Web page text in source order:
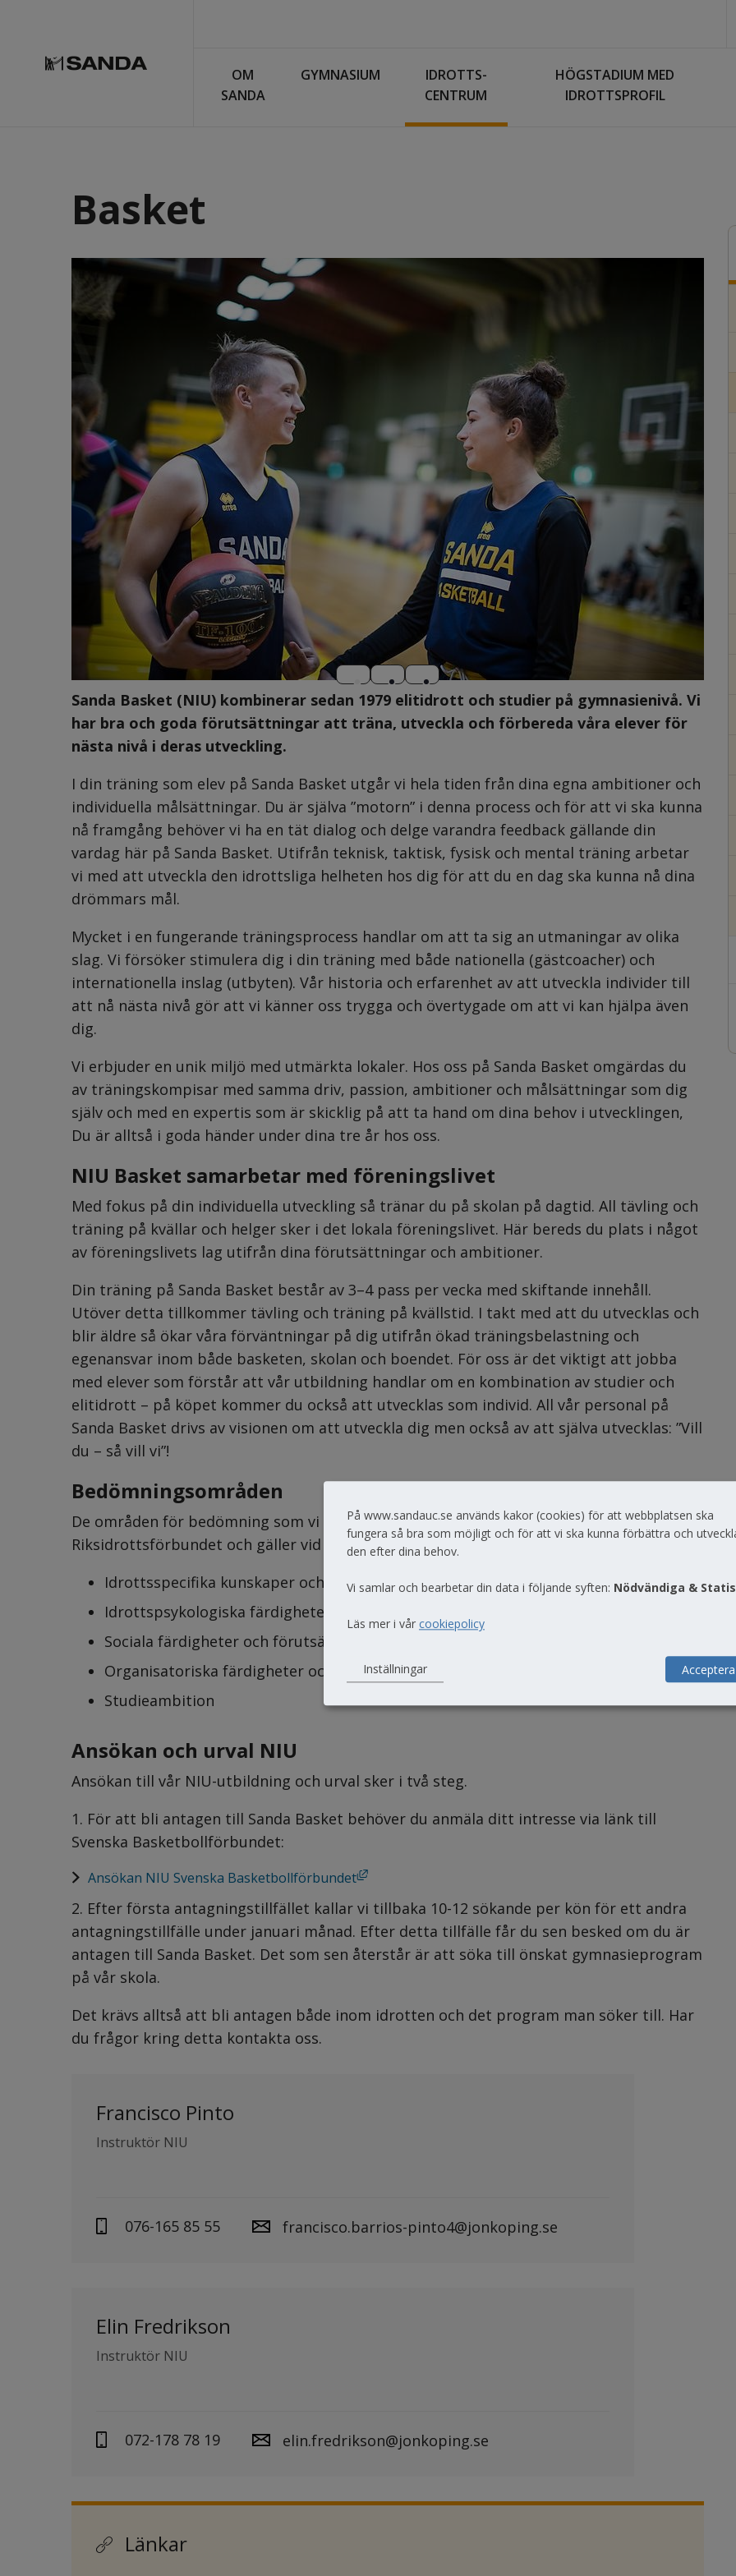
OM
SANDA
GYMNASIUM
IDROTTS­
CENTRUM
HÖGSTADIUM MED
IDROTTSPROFIL
Basket
Sanda Basket (NIU) kombinerar sedan 1979 elitidrott och studier på gymnasienivå. Vi
har bra och goda förutsättningar att träna, utveckla och förbereda våra elever för
nästa nivå i deras utveckling.
I din träning som elev på Sanda Basket utgår vi hela tiden från dina egna ambitioner och
individuella målsättningar. Du är själva ”motorn” i denna process och för att vi ska kunna
nå framgång behöver vi ha en tät dialog och delge varandra feedback gällande din
vardag här på Sanda Basket. Utifrån teknisk, taktisk, fysisk och mental träning arbetar
vi med att utveckla den idrottsliga helheten hos dig för att du en dag ska kunna nå dina
drömmars mål.
Mycket i en fungerande träningsprocess handlar om att ta sig an utmaningar av olika
slag. Vi försöker stimulera dig i din träning med både nationella (gästcoacher) och
internationella inslag (utbyten). Vår historia och erfarenhet av att utveckla individer till
att nå nästa nivå gör att vi känner oss trygga och övertygade om att vi kan hjälpa även
dig.
Vi erbjuder en unik miljö med utmärkta lokaler. Hos oss på Sanda Basket omgärdas du
av träningskompisar med samma driv, passion, ambitioner och målsättningar som dig
själv och med en expertis som är skicklig på att ta hand om dina behov i utvecklingen,
Du är alltså i goda händer under dina tre år hos oss.
NIU Basket samarbetar med föreningslivet
Med fokus på din individuella utveckling så tränar du på skolan på dagtid. All tävling och
träning på kvällar och helger sker i det lokala föreningslivet. Här bereds du plats i något
av föreningslivets lag utifrån dina förutsättningar och ambitioner.
Din träning på Sanda Basket består av 3–4 pass per vecka med skiftande innehåll.
Utöver detta tillkommer tävling och träning på kvällstid. I takt med att du utvecklas och
blir äldre så ökar våra förväntningar på dig utifrån ökad träningsbelastning och
egenansvar inom både basketen, skolan och boendet. För oss är det viktigt att jobba
med elever som förstår att vår utbildning handlar om en kombination av studier och
elitidrott – på köpet kommer du också att utvecklas som individ. All vår personal på
Sanda Basket drivs av visionen om att utveckla dig men också av att själva utvecklas: ”Vill
du – så vill vi”!
Bedömningsområden
De områden för bedömning som vi använder vid antagningen är framtagna av
Riksidrottsförbundet och gäller vid NIU och RIG:
Idrottsspecifika kunskaper och färdigheter
Idrottspsykologiska färdigheter och förutsättningar
Sociala färdigheter och förutsättningar
Organisatoriska färdigheter och förutsättningar
Studieambition
Ansökan och urval NIU
Ansökan till vår NIU-utbildning och urval sker i två steg.
1. För att bli antagen till Sanda Basket behöver du anmäla ditt intresse via länk till
Svenska Basketbollförbundet:
Ansökan NIU Svenska Basketbollförbundet
Länk till annan webbplats, öppnas i nytt fönster.
2. Efter första antagningstillfället kallar vi tillbaka 10-12 sökande per kön för ett andra
antagningstillfälle under januari månad. Efter detta tillfälle får du sen besked om du är
antagen till Sanda Basket. Det som sen återstår är att söka till önskat gymnasieprogram
på vår skola.
Det krävs alltså att bli antagen både inom idrotten och det program man söker till. Har
du frågor kring detta kontakta oss.
Francisco Pinto
Instruktör NIU
076-165 85 55 francisco.barrios-pinto4@jonkoping.se
Elin Fredrikson
Instruktör NIU
072-178 78 19 elin.fredrikson@jonkoping.se
Länkar
På www.sandauc.se används kakor (cookies) för att webbplatsen ska
fungera så bra som möjligt och för att vi ska kunna förbättra och
den efter dina behov.
Vi samlar och bearbetar din data i följande syften: Nödvändiga &
Läs mer i vår cookiepolicy
Inställningar Acceptera